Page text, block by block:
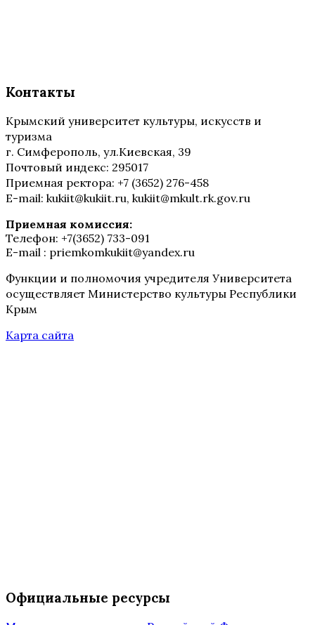
Контакты
Крымский университет культуры, искусств и
туризма
г. Симферополь, ул.Киевская, 39
Почтовый индекс: 295017
Приемная ректора: +7 (3652) 276-458
E-mail: kukiit@kukiit.ru, kukiit@mkult.rk.gov.ru
Приемная комиссия:
Телефон: +7(3652) 733-091
E-mail : priemkomkukiit@yandex.ru
Функции и полномочия учредителя Университета
осуществляет Министерство культуры Республики
Крым
Карта сайта
Официальные ресурсы